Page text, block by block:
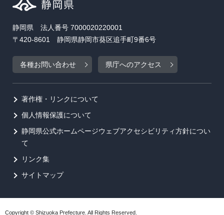
静岡県 法人番号 7000020220001
〒420-8601 静岡県静岡市葵区追手町9番6号
各種お問い合わせ 県庁へのアクセス
著作権・リンクについて
個人情報保護について
静岡県公式ホームページウェブアクセシビリティ方針につい
て
リンク集
サイトマップ
Copyright © Shizuoka Prefecture. All Rights Reserved.